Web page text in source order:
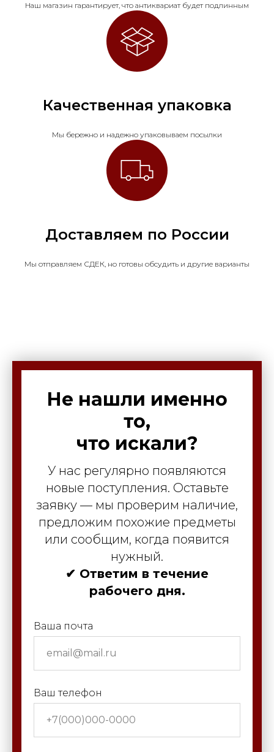
Наш магазин гарантирует, что антиквариат будет подлинным
Качественная упаковка
Мы бережно и надежно упаковываем посылки
Доставляем по России
Мы отправляем СДЕК, но готовы обсудить и другие варианты
Не нашли именно
то,
что искали?
У нас регулярно появляются
новые поступления. Оставьте
заявку — мы проверим наличие,
предложим похожие предметы
или сообщим, когда появится
нужный.
✔ Ответим в течение
рабочего дня.
Ваша почта
Ваш телефон